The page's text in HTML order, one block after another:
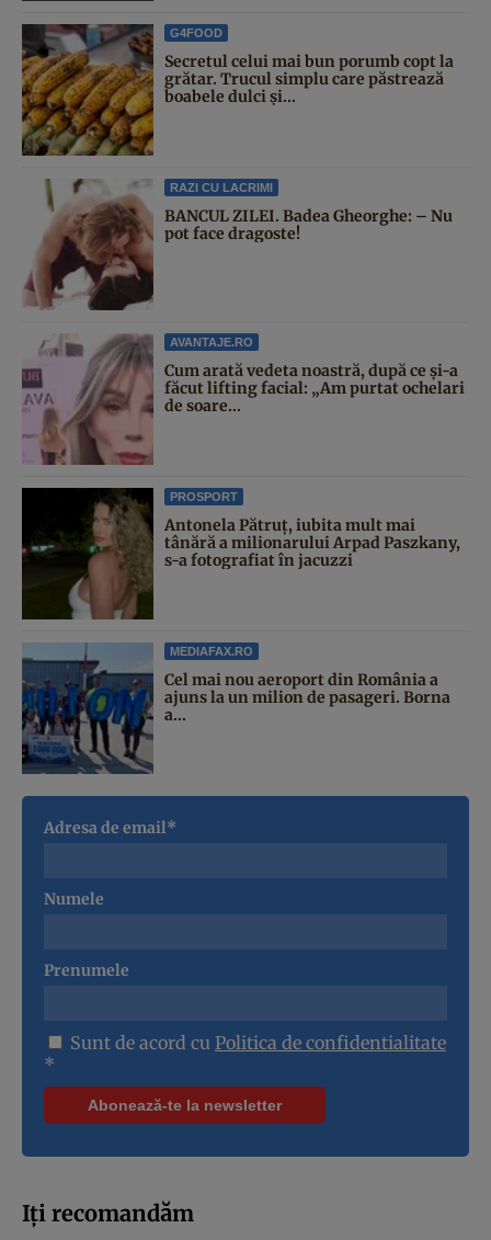
G4FOOD
Secretul celui mai bun porumb copt la
grătar. Trucul simplu care păstrează
boabele dulci și...
RAZI CU LACRIMI
BANCUL ZILEI. Badea Gheorghe: – Nu
pot face dragoste!
AVANTAJE.RO
Cum arată vedeta noastră, după ce și-a
făcut lifting facial: „Am purtat ochelari
de soare...
PROSPORT
Antonela Pătruț, iubita mult mai
tânără a milionarului Arpad Paszkany,
s-a fotografiat în jacuzzi
MEDIAFAX.RO
Cel mai nou aeroport din România a
ajuns la un milion de pasageri. Borna
a...
Adresa de email*
Numele
Prenumele
Sunt de acord cu Politica de confidentialitate
*
Iți recomandăm